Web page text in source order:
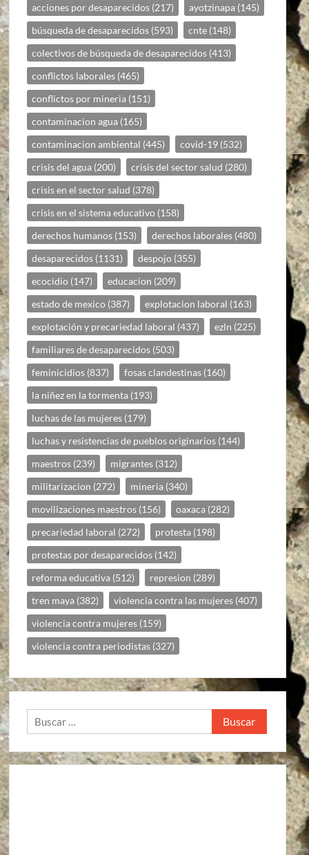
acciones por desaparecidos (217) ayotzinapa (145)
búsqueda de desaparecidos (593) cnte (148)
colectivos de búsqueda de desaparecidos (413)
conflictos laborales (465)
conflictos por mineria (151)
contaminacion agua (165)
contaminacion ambiental (445) covid-19 (532)
crisis del agua (200) crisis del sector salud (280)
crisis en el sector salud (378)
crisis en el sistema educativo (158)
derechos humanos (153) derechos laborales (480)
desaparecidos (1131) despojo (355)
ecocidio (147) educacion (209)
estado de mexico (387) explotacion laboral (163)
explotación y precariedad laboral (437) ezln (225)
familiares de desaparecidos (503)
feminicidios (837) fosas clandestinas (160)
la niñez en la tormenta (193)
luchas de las mujeres (179)
luchas y resistencias de pueblos originarios (144)
maestros (239) migrantes (312)
militarizacion (272) mineria (340)
movilizaciones maestros (156) oaxaca (282)
precariedad laboral (272) protesta (198)
protestas por desaparecidos (142)
reforma educativa (512) represion (289)
tren maya (382) violencia contra las mujeres (407)
violencia contra mujeres (159)
violencia contra periodistas (327)
Buscar: